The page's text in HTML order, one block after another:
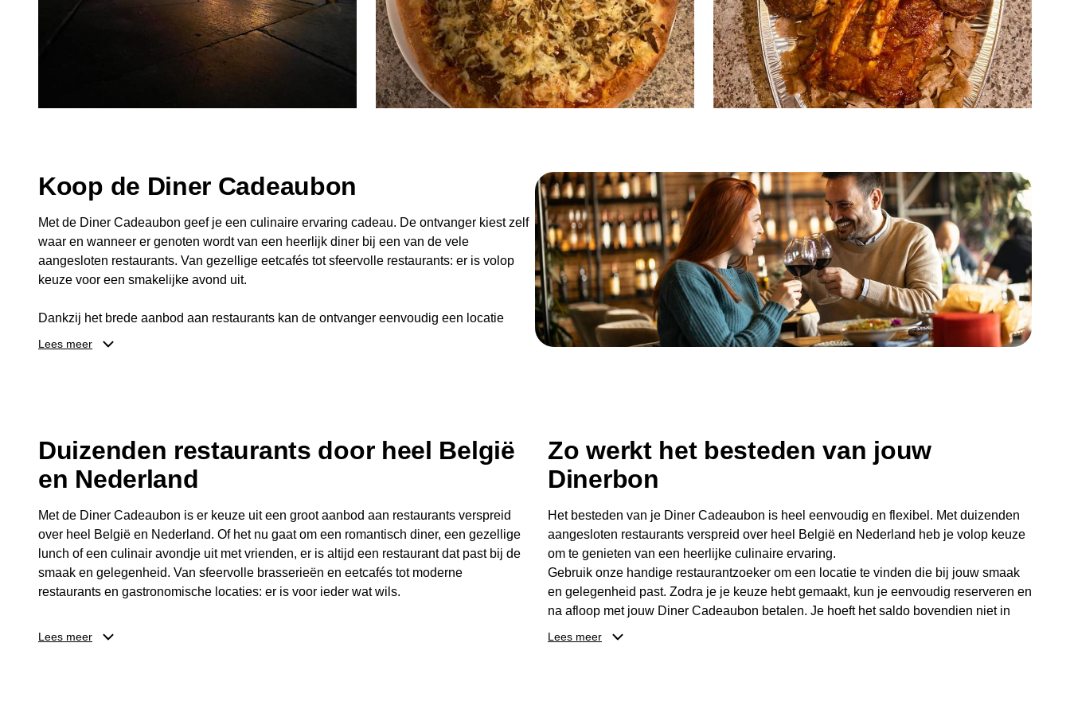
Koop de Diner Cadeaubon
Met de Diner Cadeaubon geef je een culinaire ervaring cadeau. De ontvanger kiest zelf
waar en wanneer er genoten wordt van een heerlijk diner bij een van de vele
aangesloten restaurants. Van gezellige eetcafés tot sfeervolle restaurants: er is volop
keuze voor een smakelijke avond uit.
Dankzij het brede aanbod aan restaurants kan de ontvanger eenvoudig een locatie
kiezen die past bij de smaak en gelegenheid. Zo geeft de Diner Cadeaubon niet alleen
Lees meer
Duizenden restaurants door heel België
en Nederland
Met de Diner Cadeaubon is er keuze uit een groot aanbod aan restaurants verspreid
over heel België en Nederland. Of het nu gaat om een romantisch diner, een gezellige
lunch of een culinair avondje uit met vrienden, er is altijd een restaurant dat past bij de
smaak en gelegenheid. Van sfeervolle brasserieën en eetcafés tot moderne
restaurants en gastronomische locaties: er is voor ieder wat wils.
Dankzij het brede aanbod is er altijd een restaurant in de buurt, bijvoorbeeld in
Lees meer
Zo werkt het besteden van jouw
Dinerbon
Het besteden van je Diner Cadeaubon is heel eenvoudig en flexibel. Met duizenden
aangesloten restaurants verspreid over heel België en Nederland heb je volop keuze
om te genieten van een heerlijke culinaire ervaring.
Gebruik onze handige restaurantzoeker om een locatie te vinden die bij jouw smaak
en gelegenheid past. Zodra je je keuze hebt gemaakt, kun je eenvoudig reserveren en
na afloop met jouw Diner Cadeaubon betalen. Je hoeft het saldo bovendien niet in
één keer te besteden. Het resterende bedrag blijft gewoon op de bon staan en kan
Lees meer